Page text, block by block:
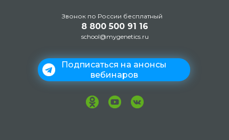
Звонок по России бесплатный
8 800 500 91 16
school@mygenetics.ru
Подписаться на анонсы
вебинаров